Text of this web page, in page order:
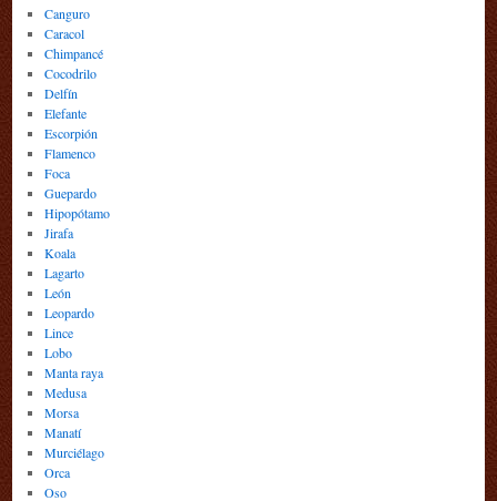
Canguro
Caracol
Chimpancé
Cocodrilo
Delfín
Elefante
Escorpión
Flamenco
Foca
Guepardo
Hipopótamo
Jirafa
Koala
Lagarto
León
Leopardo
Lince
Lobo
Manta raya
Medusa
Morsa
Manatí
Murciélago
Orca
Oso